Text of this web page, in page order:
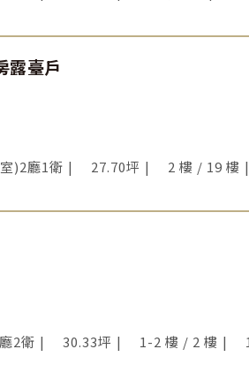
露臺戶
)2廳1衛 27.70坪 2 樓 / 19 樓
2衛 30.33坪 1-2 樓 / 2 樓